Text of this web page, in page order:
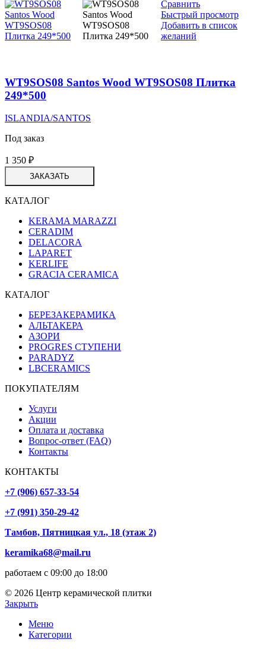
Сравнить
Быстрый просмотр
Добавить в список
желаний
WT9SOS08 Santos Wood WT9SOS08 Плитка
249*500
ISLANDIA/SANTOS
Под заказ
1 350 ₽
ЗАКАЗАТЬ
КАТАЛОГ
KERAMA MARAZZI
CERADIM
DELACORA
LAPARET
KERLIFE
GRACIA CERAMICA
КАТАЛОГ
БЕРЕЗАКЕРАМИКА
АЛЬТАКЕРА
АЗОРИ
PROGRES СТУПЕНИ
PARADYZ
LBCERAMICS
ПОКУПАТЕЛЯМ
Услуги
Акции
Оплата и доставка
Вопрос-ответ (FAQ)
Контакты
КОНТАКТЫ
+7 (906) 657-33-54
+7 (991) 350-29-42
Тамбов, Пятницкая ул., 18 (этаж 2)
keramika68@mail.ru
работаем с 09:00 до 18:00
© 2026 Центр керамической плитки
Закрыть
Меню
Категории